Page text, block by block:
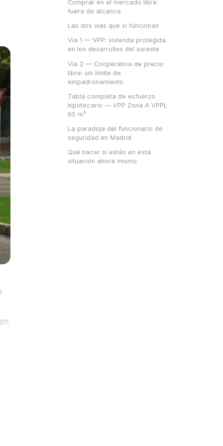
Comprar en el mercado libre:
fuera de alcance
Las dos vías que sí funcionan
Vía 1 — VPP: vivienda protegida
en los desarrollos del sureste
Vía 2 — Cooperativa de precio
libre: sin límite de
empadronamiento
Tabla completa de esfuerzo
hipotecario — VPP Zona A VPPL
85 m²
La paradoja del funcionario de
seguridad en Madrid
Qué hacer si estás en esta
situación ahora mismo